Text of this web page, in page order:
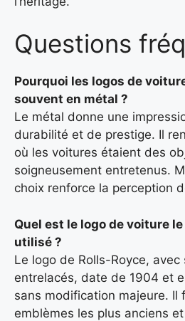
Questions
Pourquoi les logos de
souvent en métal ?
Le métal donne une
durabilité et de prestige. Il
où les voitures étaient des
soigneusement entretenus.
choix renforce la perception
Quel est le logo de voiture
utilisé ?
Le logo de Rolls-Royce, avec
entrelacés, date de 1904 et
sans modification majeure. Il
emblèmes les plus anciens